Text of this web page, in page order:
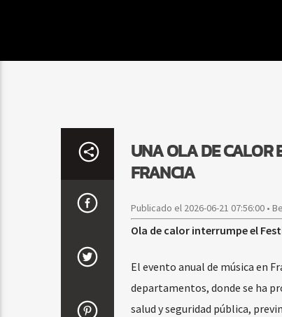
UNA OLA DE CALOR
FRANCIA
Publicado el 2026-06-21 07:56:00 •
Ola de calor interrumpe el
El evento anual de música en
departamentos, donde se ha
salud y seguridad pública,